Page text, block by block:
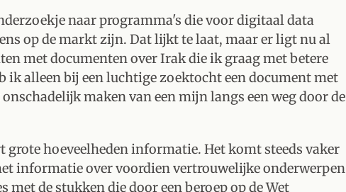
naar programma's die voor digitaal data
op de markt zijn. Dat lijkt te laat, maar er ligt nu al
met documenten over Irak die ik graag met betere
ik alleen bij een luchtige zoektocht een document met
maken van een mijn langs een weg door de
hoeveelheden informatie. Het komt steeds vaker
informatie over voordien vertrouwelijke onderwerpen
de stukken die door een beroep op de Wet